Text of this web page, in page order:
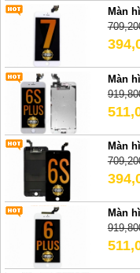
Màn
Màn
Màn
Màn